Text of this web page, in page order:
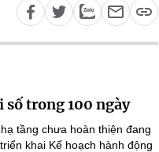
trong 100 ngày
tầng chưa hoàn thiện đang
khai Kế hoạch hành động